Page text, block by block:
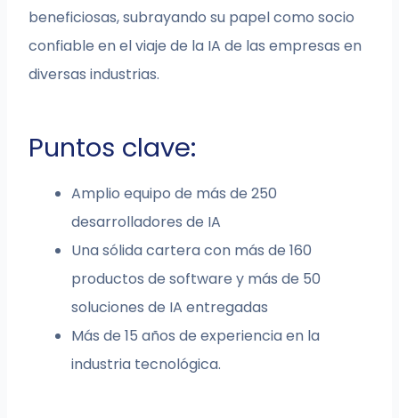
beneficiosas, subrayando su papel como socio
confiable en el viaje de la IA de las empresas en
diversas industrias.
Puntos clave:
Amplio equipo de más de 250
desarrolladores de IA
Una sólida cartera con más de 160
productos de software y más de 50
soluciones de IA entregadas
Más de 15 años de experiencia en la
industria tecnológica.